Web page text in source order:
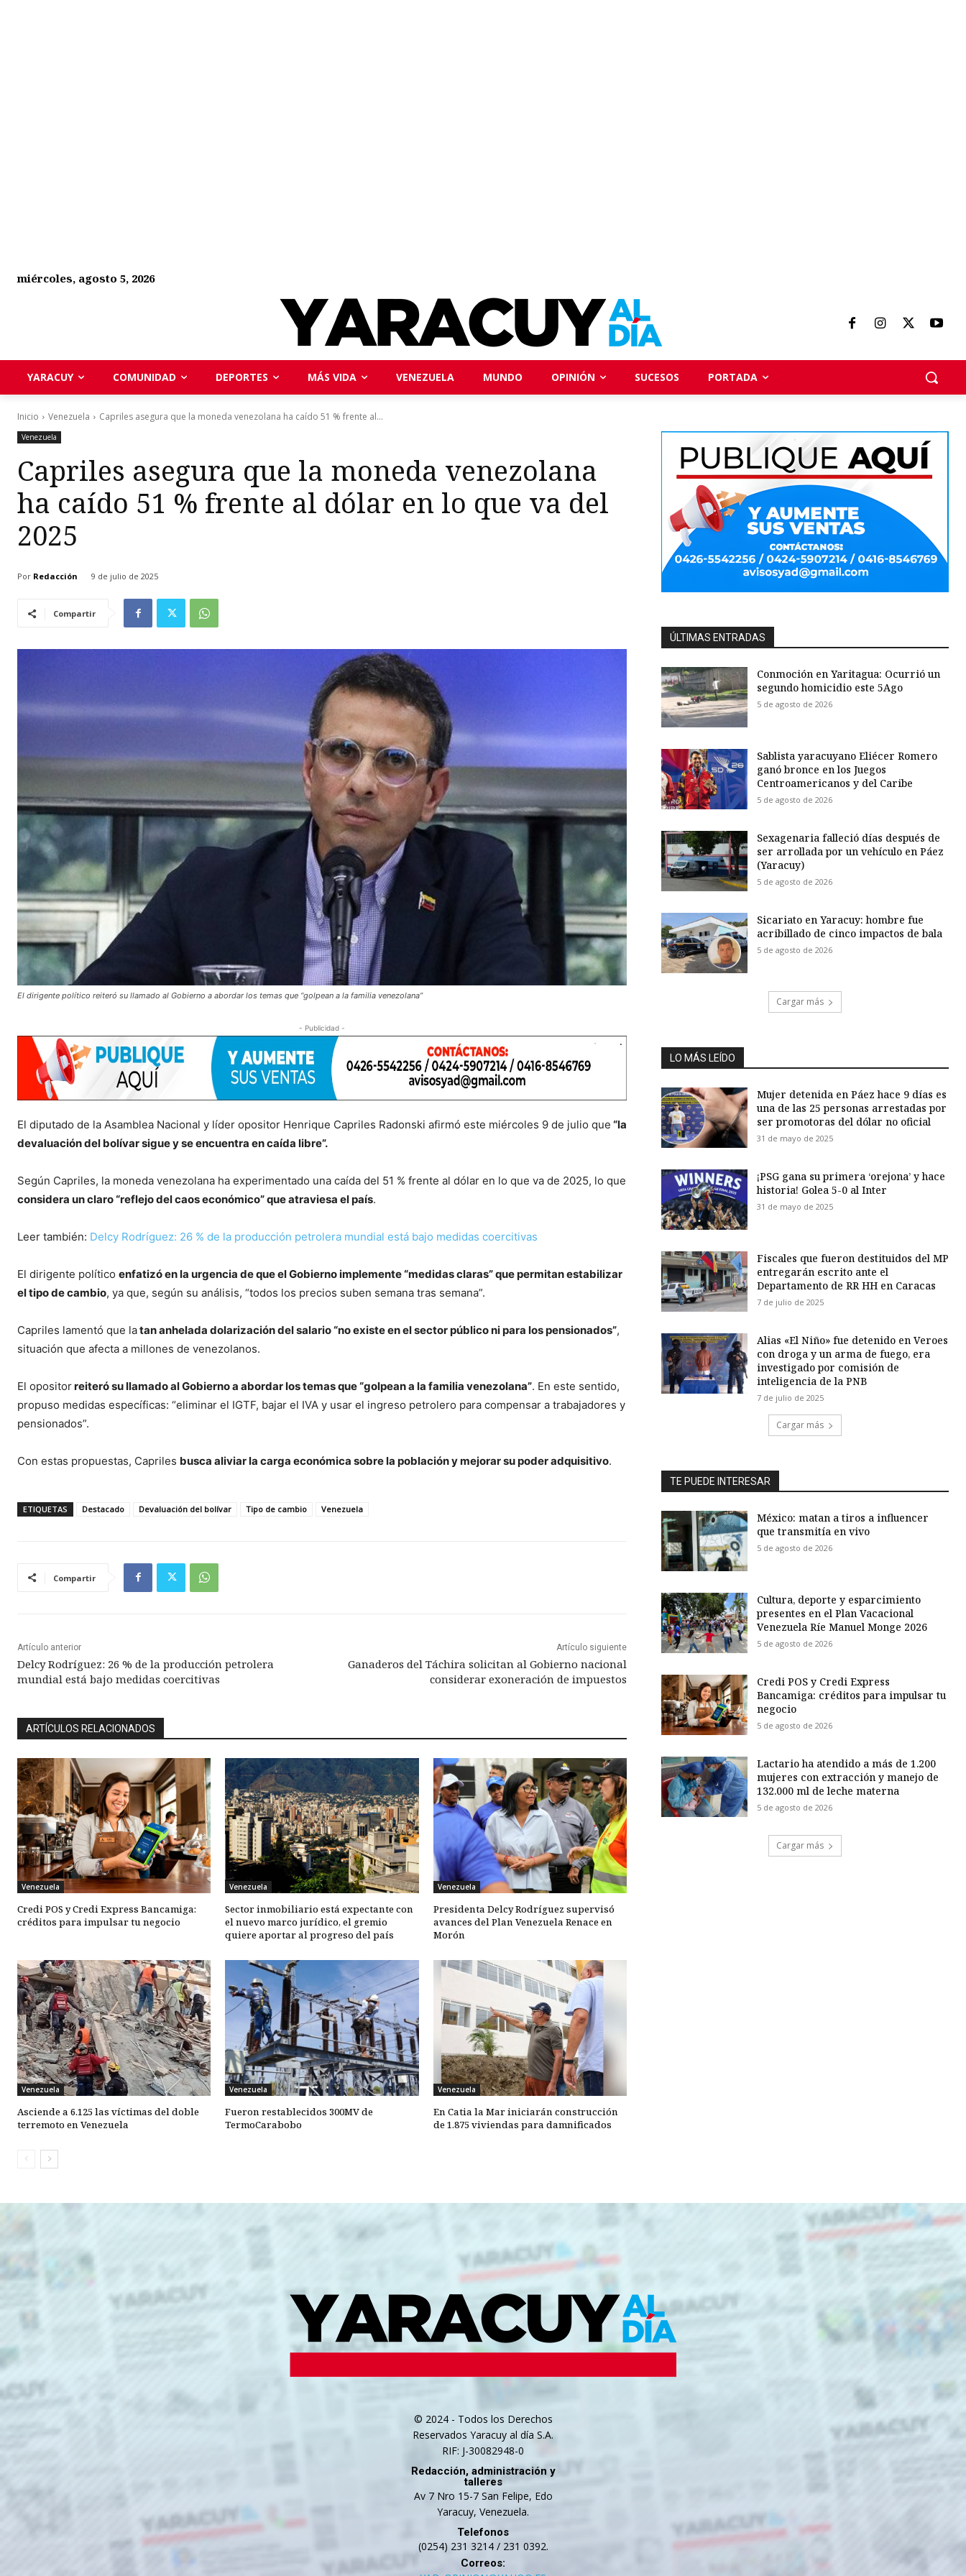
miércoles, agosto 5, 2026
YARACUY COMUNIDAD DEPORTES MÁS VIDA VENEZUELA MUNDO OPINIÓN SUCESOS PORTADA
Inicio Venezuela Capriles asegura que la moneda venezolana ha caído 51 % frente al...
Venezuela
Capriles asegura que la moneda venezolana
ha caído 51 % frente al dólar en lo que va del
2025
Por Redacción 9 de julio de 2025
Compartir
El dirigente político reiteró su llamado al Gobierno a abordar los temas que “golpean a la familia venezolana”
- Publicidad -
El diputado de la Asamblea Nacional y líder opositor Henrique Capriles Radonski afirmó este miércoles 9 de julio que “la
devaluación del bolívar sigue y se encuentra en caída libre”.
Según Capriles, la moneda venezolana ha experimentado una caída del 51 % frente al dólar en lo que va de 2025, lo que
considera un claro “reflejo del caos económico” que atraviesa el país.
Leer también: Delcy Rodríguez: 26 % de la producción petrolera mundial está bajo medidas coercitivas
El dirigente político enfatizó en la urgencia de que el Gobierno implemente “medidas claras” que permitan estabilizar
el tipo de cambio, ya que, según su análisis, “todos los precios suben semana tras semana”.
Capriles lamentó que latan anhelada dolarización del salario “no existe en el sector público ni para los pensionados”,
situación que afecta a millones de venezolanos.
El opositorreiteró su llamado al Gobierno a abordar los temas que “golpean a la familia venezolana”. En este sentido,
propuso medidas específicas: “eliminar el IGTF, bajar el IVA y usar el ingreso petrolero para compensar a trabajadores y
pensionados”.
Con estas propuestas, Capriles busca aliviar la carga económica sobre la población y mejorar su poder adquisitivo.
ETIQUETAS Destacado Devaluación del bolívar Tipo de cambio Venezuela
Compartir
Artículo anterior
Delcy Rodríguez: 26 % de la producción petrolera
mundial está bajo medidas coercitivas
Artículo siguiente
Ganaderos del Táchira solicitan al Gobierno nacional
considerar exoneración de impuestos
ARTÍCULOS RELACIONADOS
Venezuela
Credi POS y Credi Express Bancamiga:
créditos para impulsar tu negocio
Venezuela
Sector inmobiliario está expectante con
el nuevo marco jurídico, el gremio
quiere aportar al progreso del país
Venezuela
Presidenta Delcy Rodríguez supervisó
avances del Plan Venezuela Renace en
Morón
Venezuela
Asciende a 6.125 las víctimas del doble
terremoto en Venezuela
Venezuela
Fueron restablecidos 300MV de
TermoCarabobo
Venezuela
En Catia la Mar iniciarán construcción
de 1.875 viviendas para damnificados
ÚLTIMAS ENTRADAS
Conmoción en Yaritagua: Ocurrió un
segundo homicidio este 5Ago
5 de agosto de 2026
Sablista yaracuyano Eliécer Romero
ganó bronce en los Juegos
Centroamericanos y del Caribe
5 de agosto de 2026
Sexagenaria falleció días después de
ser arrollada por un vehículo en Páez
(Yaracuy)
5 de agosto de 2026
Sicariato en Yaracuy: hombre fue
acribillado de cinco impactos de bala
5 de agosto de 2026
Cargar más
LO MÁS LEÍDO
Mujer detenida en Páez hace 9 días es
una de las 25 personas arrestadas por
ser promotoras del dólar no oficial
31 de mayo de 2025
¡PSG gana su primera ‘orejona’ y hace
historia! Golea 5-0 al Inter
31 de mayo de 2025
Fiscales que fueron destituidos del MP
entregarán escrito ante el
Departamento de RR HH en Caracas
7 de julio de 2025
Alias «El Niño» fue detenido en Veroes
con droga y un arma de fuego, era
investigado por comisión de
inteligencia de la PNB
7 de julio de 2025
Cargar más
TE PUEDE INTERESAR
México: matan a tiros a influencer
que transmitía en vivo
5 de agosto de 2026
Cultura, deporte y esparcimiento
presentes en el Plan Vacacional
Venezuela Ríe Manuel Monge 2026
5 de agosto de 2026
Credi POS y Credi Express
Bancamiga: créditos para impulsar tu
negocio
5 de agosto de 2026
Lactario ha atendido a más de 1.200
mujeres con extracción y manejo de
132.000 ml de leche materna
5 de agosto de 2026
Cargar más
© 2024 - Todos los Derechos
Reservados Yaracuy al día S.A.
RIF: J-30082948-0
Redacción, administración y
talleres
Av 7 Nro 15-7 San Felipe, Edo
Yaracuy, Venezuela.
Telefonos
(0254) 231 3214 / 231 0392.
Correos: